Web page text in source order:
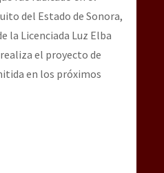
del Estado de Sonora,
la Licenciada Luz Elba
el proyecto de
en los próximos